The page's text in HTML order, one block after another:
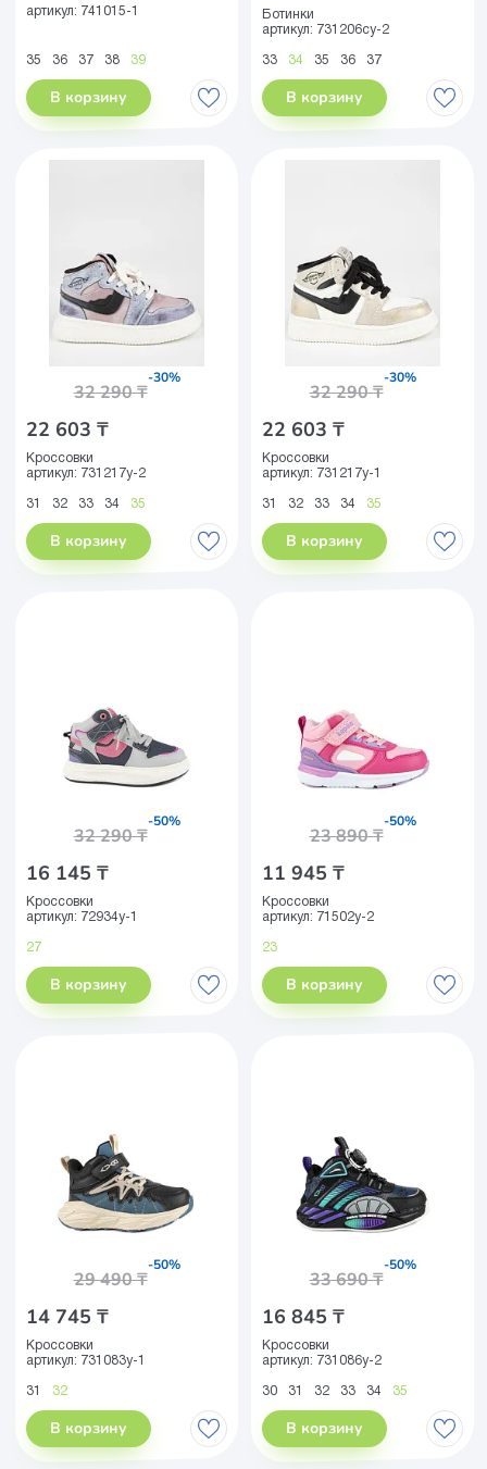
артикул: 741015-1
35 36 37 38 39
В корзину
Ботинки
артикул: 731206су-2
33 34 35 36 37
В корзину
22 603 ₸
32 290 ₸
-30%
Кроссовки
артикул: 731217у-2
31 32 33 34 35
В корзину
22 603 ₸
32 290 ₸
-30%
Кроссовки
артикул: 731217у-1
31 32 33 34 35
В корзину
16 145 ₸
32 290 ₸
-50%
Кроссовки
артикул: 72934у-1
27
В корзину
11 945 ₸
23 890 ₸
-50%
Кроссовки
артикул: 71502у-2
23
В корзину
14 745 ₸
29 490 ₸
-50%
Кроссовки
артикул: 731083у-1
31 32
В корзину
16 845 ₸
33 690 ₸
-50%
Кроссовки
артикул: 731086у-2
30 31 32 33 34 35
В корзину